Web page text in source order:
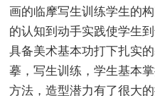
画的临摩写生训练学生的
的认知到动手实践使学生
具备美术基本功打下扎实
摹，写生训练，学生基本
方法，造型潜力有了很大